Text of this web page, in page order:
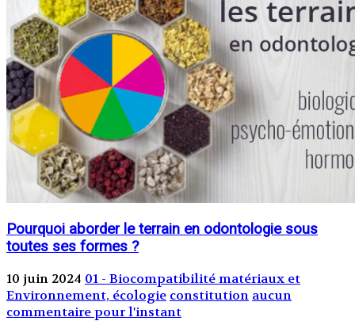
Pourquoi aborder le terrain en odontologie sous
toutes ses formes ?
10 juin 2024 01 - Biocompatibilité matériaux et
Environnement, écologie constitution aucun
commentaire pour l'instant